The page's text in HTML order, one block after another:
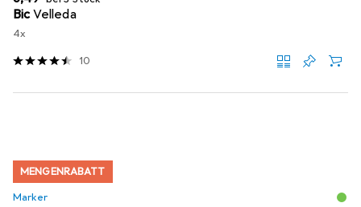
BicVelleda
4x
10
MENGENRABATT
Marker